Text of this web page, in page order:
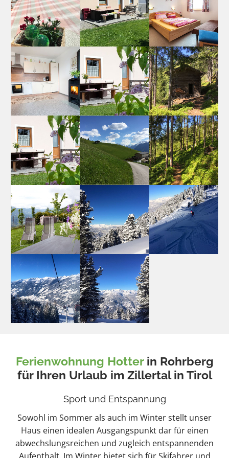
Ferienwohnung Hotterin Rohrberg
für Ihren Urlaub im Zillertal in Tirol
Sport und Entspannung
Sowohl im Sommer als auch im Winter stellt unser
Haus einen idealen Ausgangspunkt dar für einen
abwechslungsreichen und zugleich entspannenden